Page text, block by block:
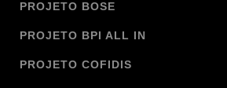
PROJETO BOSE
PROJETO BPI ALL IN
PROJETO COFIDIS